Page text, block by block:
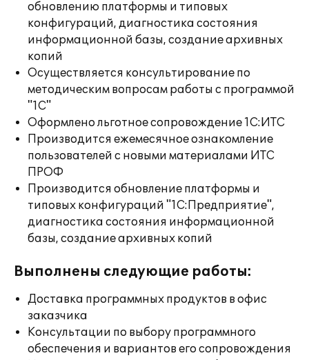
обновлению платформы и типовых
конфигураций, диагностика состояния
информационной базы, создание архивных
копий
Осуществляется консультирование по
методическим вопросам работы с программой
"1С"
Оформлено льготное сопровождение 1С:ИТС
Производится ежемесячное ознакомление
пользователей с новыми материалами ИТС
ПРОФ
Производится обновление платформы и
типовых конфигураций "1С:Предприятие",
диагностика состояния информационной
базы, создание архивных копий
Выполнены следующие работы:
Доставка программных продуктов в офис
заказчика
Консультации по выбору программного
обеспечения и вариантов его сопровождения